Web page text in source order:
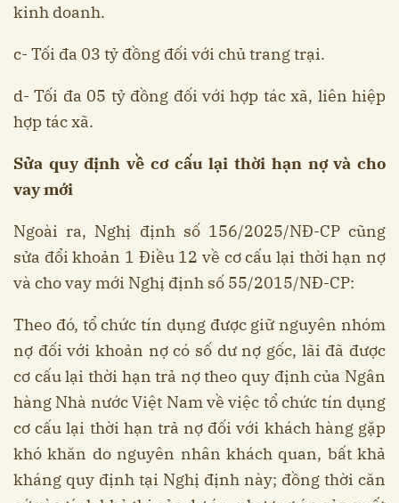
kinh doanh.
c- Tối đa 03 tỷ đồng đối với chủ trang trại.
d- Tối đa 05 tỷ đồng đối với hợp tác xã, liên hiệp
hợp tác xã.
Sửa quy định về cơ cấu lại thời hạn nợ và cho
vay mới
Ngoài ra, Nghị định số 156/2025/NĐ-CP cũng
sửa đổi khoản 1 Điều 12 về cơ cấu lại thời hạn nợ
và cho vay mới Nghị định số 55/2015/NĐ-CP:
Theo đó, tổ chức tín dụng được giữ nguyên nhóm
nợ đối với khoản nợ có số dư nợ gốc, lãi đã được
cơ cấu lại thời hạn trả nợ theo quy định của Ngân
hàng Nhà nước Việt Nam về việc tổ chức tín dụng
cơ cấu lại thời hạn trả nợ đối với khách hàng gặp
khó khăn do nguyên nhân khách quan, bất khả
kháng quy định tại Nghị định này; đồng thời căn